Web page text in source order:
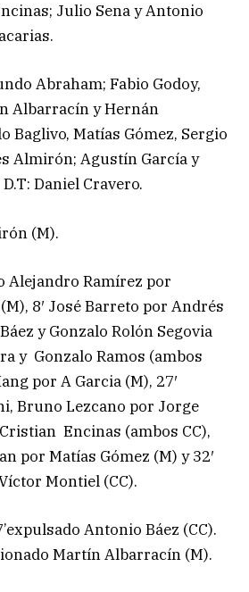
Julio Sena y Antonio
Abraham; Fabio Godoy,
Albarracín y Hernán
Baglivo, Matías Gómez, Sergio
Almirón; Agustín García y
Daniel Cravero.
(M).
Alejandro Ramírez por
8′ José Barreto por Andrés
y Gonzalo Rolón Segovia
y Gonzalo Ramos (ambos
por A Garcia (M), 27′
Bruno Lezcano por Jorge
Encinas (ambos CC),
por Matías Gómez (M) y 32′
Montiel (CC).
Antonio Báez (CC).
Martín Albarracín (M).